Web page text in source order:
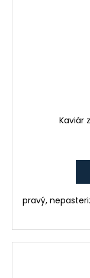
Kaviár
pravý,